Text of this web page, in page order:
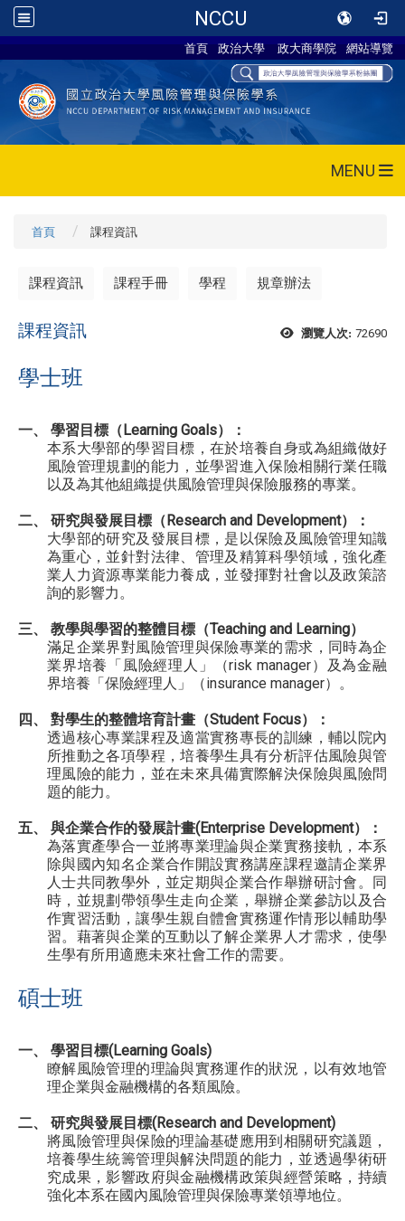
NCCU
首頁 政治大學 政大商學院 網站導覽
MENU
首頁 課程資訊
課程資訊 課程手冊 學程 規章辦法
瀏覽人次: 72690
課程資訊
學士班
一、 學習目標（Learning Goals）：
本系大學部的學習目標，在於培養自身或為組織做好
風險管理規劃的能力，並學習進入保險相關行業任職
以及為其他組織提供風險管理與保險服務的專業。
二、 研究與發展目標（Research and Development）：
大學部的研究及發展目標，是以保險及風險管理知識
為重心，並針對法律、管理及精算科學領域，強化產
業人力資源專業能力養成，並發揮對社會以及政策諮
詢的影響力。
三、 教學與學習的整體目標（Teaching and Learning）
滿足企業界對風險管理與保險專業的需求，同時為企
業界培養「風險經理人」（risk manager）及為金融
界培養「保險經理人」（insurance manager）。
四、 對學生的整體培育計畫（Student Focus）：
透過核心專業課程及適當實務專長的訓練，輔以院內
所推動之各項學程，培養學生具有分析評估風險與管
理風險的能力，並在未來具備實際解決保險與風險問
題的能力。
五、 與企業合作的發展計畫(Enterprise Development）：
為落實產學合一並將專業理論與企業實務接軌，本系
除與國內知名企業合作開設實務講座課程邀請企業界
人士共同教學外，並定期與企業合作舉辦研討會。同
時，並規劃帶領學生走向企業，舉辦企業參訪以及合
作實習活動，讓學生親自體會實務運作情形以輔助學
習。藉著與企業的互動以了解企業界人才需求，使學
生學有所用適應未來社會工作的需要。
碩士班
一、 學習目標(Learning Goals)
瞭解風險管理的理論與實務運作的狀況，以有效地管
理企業與金融機構的各類風險。
二、 研究與發展目標(Research and Development)
將風險管理與保險的理論基礎應用到相關研究議題，
培養學生統籌管理與解決問題的能力，並透過學術研
究成果，影響政府與金融機構政策與經營策略，持續
強化本系在國內風險管理與保險專業領導地位。